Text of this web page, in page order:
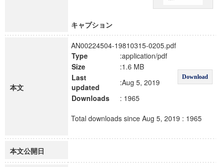
キャプション
本文
AN00224504-19810315-0205.pdf
Type
:application/pdf
Download
Size
:1.6 MB
Last
updated
:Aug 5, 2019
Downloads
: 1965
Total downloads since Aug 5, 2019 : 1965
本文公開日